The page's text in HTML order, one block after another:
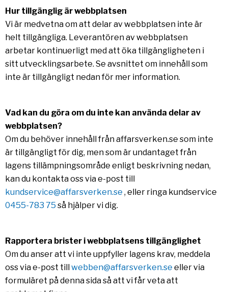
Hur tillgänglig är webbplatsen
Vi är medvetna om att delar av webbplatsen inte är
helt tillgängliga. Leverantören av webbplatsen
arbetar kontinuerligt med att öka tillgängligheten i
sitt utvecklingsarbete. Se avsnittet om innehåll som
inte är tillgängligt nedan för mer information.
Vad kan du göra om du inte kan använda delar av
webbplatsen?
Om du behöver innehåll från affarsverken.se som inte
är tillgängligt för dig, men som är undantaget från
lagens tillämpningsområde enligt beskrivning nedan,
kan du kontakta oss via e-post till
kundservice@affarsverken.se , eller ringa kundservice
0455-783 75 så hjälper vi dig.
Rapportera brister i webbplatsens tillgänglighet
Om du anser att vi inte uppfyller lagens krav, meddela
oss via e-post tillwebben@affarsverken.se eller via
formuläret på denna sida så att vi får veta att